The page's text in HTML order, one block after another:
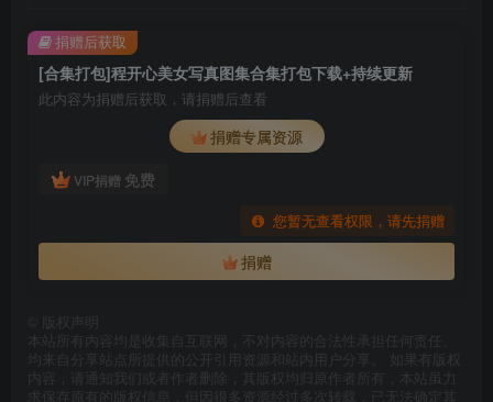
[合集打包]程开心美女写真图集合集打包下载+持续更新
此内容为捐赠后获取，请捐赠后查看
捐赠专属资源
VIP捐赠 免费
您暂无查看权限，请先捐赠
捐赠
捐赠后获取
版权声明
本站所有内容均是收集自互联网，不对内容的合法性承担任何责任。
均来自分享站点所提供的公开引用资源和站内用户分享。 如果有版权
内容，请通知我们或者作者删除，其版权均归原作者所有，本站虽力
求保存原有的版权信息，但因很多资源经过多次转载，已无法确定其